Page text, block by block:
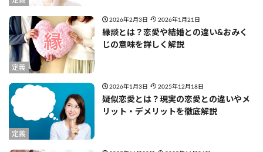
定義
2026年2月3日 2026年1月21日
縁談とは？恋愛や結婚との違い&おみく
じの意味を詳しく解説
定義
2026年1月3日 2025年12月18日
疑似恋愛とは？現実の恋愛との違いやメ
リット・デメリットを徹底解説